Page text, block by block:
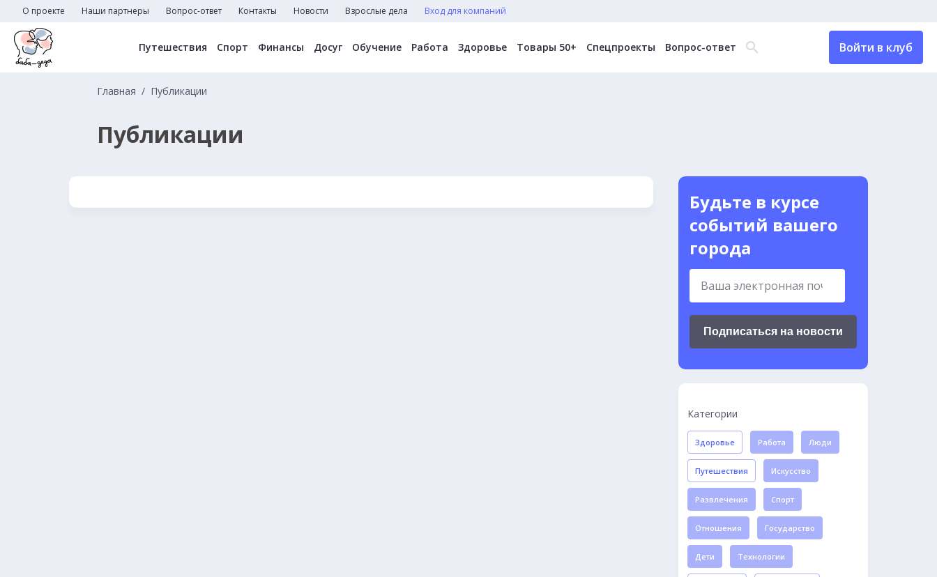
О проекте Наши партнеры Вопрос-ответ Контакты Новости Взрослые дела Вход для компаний
Путешествия Спорт Финансы Досуг Обучение Работа Здоровье Товары 50+ Спецпроекты Вопрос-ответ Войти в клуб
Главная Публикации
Публикации
Будьте в курсе
событий вашего
города
Подписаться на новости
Категории
Здоровье Работа Люди
Путешествия Искусство
Развлечения Спорт
Отношения Государство
Дети Технологии